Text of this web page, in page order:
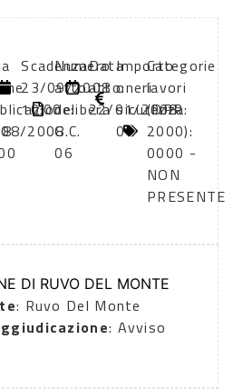
2008
Scadenza:
23/09/2008
10:00
Numero
atto:
delibera
G.C.
06
Data
atto:
22/01/2008
Importo
oneri
sicurezza:
0
Categorie
lavori
(DPR
2000):
0000 -
NON
PRESENTE
DI RUVO DEL MONTE
: Ruvo Del Monte
: Avviso